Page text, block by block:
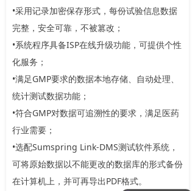
•采用记录加密保存形式，每份试验信息数据
完整，安全可靠，不被篡改；
•系统程序具备ISP在线升级功能，可提供个性
化服务；
•满足GMP要求的数据本地存储、自动处理、
统计测试数据功能；
•符合GMP对数据可追溯性的要求，满足医药
行业需要；
•选配Sumspring Link-DMS测试软件系统，
可将原始数据以不能更改的数据库的形式备份
在计算机上，并可再导出PDF格式。